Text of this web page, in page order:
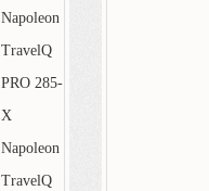
Napoleon
TravelQ
PRO 285-
X
Napoleon
TravelQ